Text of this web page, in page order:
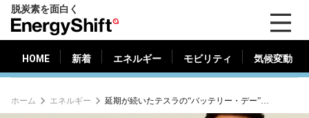
脱炭素を面白く
ナ
ジ
ー
フ
HOME 新着 エネルギー モビリティ 気候変動
新着 エネルギー 気候変動
ホーム エネルギー 延期が続いたテスラの“バッテリー・デー”は2020年６月にネット配信か